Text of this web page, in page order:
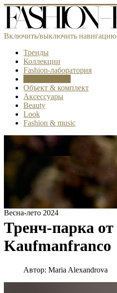
Включить/выключить навигацию
Тренды
Коллекции
Fashion-лаборатория
Объект & комплект
Аксессуары
Beauty
Look
Fashion & music
Весна-лето 2024
Тренч-парка от
Kaufmanfranco
Автор: Maria Alexandrova